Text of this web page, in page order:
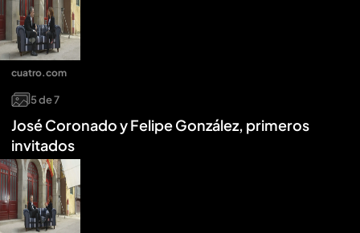
5de7
José Coronado y Felipe González, primeros
invitados
cuatro.com